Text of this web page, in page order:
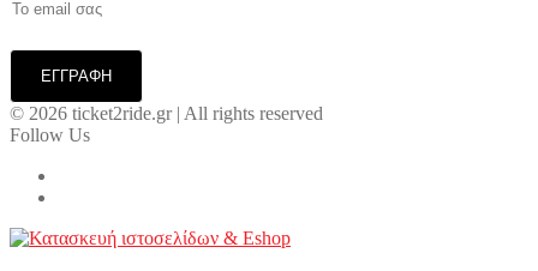
© 2026 ticket2ride.gr | All rights reserved
Follow Us